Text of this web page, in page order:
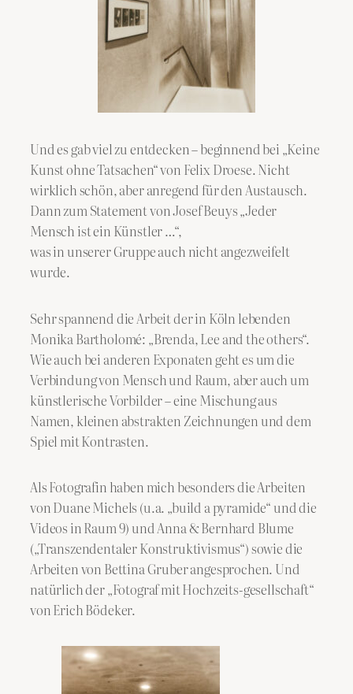
Und es gab viel zu entdecken – beginnend bei „Keine
Kunst ohne Tatsachen“ von Felix Droese. Nicht
wirklich schön, aber anregend für den Austausch.
Dann zum Statement von Josef Beuys „Jeder
Mensch ist ein Künstler …“,
was in unserer Gruppe auch nicht angezweifelt
wurde.
Sehr spannend die Arbeit der in Köln lebenden
Monika Bartholomé: „Brenda, Lee and the others“.
Wie auch bei anderen Exponaten geht es um die
Verbindung von Mensch und Raum, aber auch um
künstlerische Vorbilder – eine Mischung aus
Namen, kleinen abstrakten Zeichnungen und dem
Spiel mit Kontrasten.
Als Fotografin haben mich besonders die Arbeiten
von Duane Michels (u.a. „build a pyramide“ und die
Videos in Raum 9) und Anna & Bernhard Blume
(„Transzendentaler Konstruktivismus“) sowie die
Arbeiten von Bettina Gruber angesprochen. Und
natürlich der „Fotograf mit Hochzeits-gesellschaft“
von Erich Bödeker.